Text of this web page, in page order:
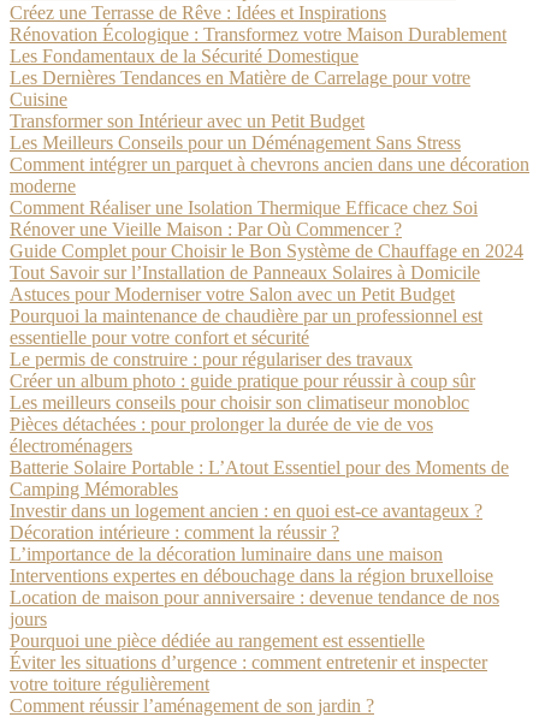
Créez une Terrasse de Rêve : Idées et Inspirations
Rénovation Écologique : Transformez votre Maison Durablement
Les Fondamentaux de la Sécurité Domestique
Les Dernières Tendances en Matière de Carrelage pour votre
Cuisine
Transformer son Intérieur avec un Petit Budget
Les Meilleurs Conseils pour un Déménagement Sans Stress
Comment intégrer un parquet à chevrons ancien dans une décoration
moderne
Comment Réaliser une Isolation Thermique Efficace chez Soi
Rénover une Vieille Maison : Par Où Commencer ?
Guide Complet pour Choisir le Bon Système de Chauffage en 2024
Tout Savoir sur l’Installation de Panneaux Solaires à Domicile
Astuces pour Moderniser votre Salon avec un Petit Budget
Pourquoi la maintenance de chaudière par un professionnel est
essentielle pour votre confort et sécurité
Le permis de construire : pour régulariser des travaux
Créer un album photo : guide pratique pour réussir à coup sûr
Les meilleurs conseils pour choisir son climatiseur monobloc
Pièces détachées : pour prolonger la durée de vie de vos
électroménagers
Batterie Solaire Portable : L’Atout Essentiel pour des Moments de
Camping Mémorables
Investir dans un logement ancien : en quoi est-ce avantageux ?
Décoration intérieure : comment la réussir ?
L’importance de la décoration luminaire dans une maison
Interventions expertes en débouchage dans la région bruxelloise
Location de maison pour anniversaire : devenue tendance de nos
jours
Pourquoi une pièce dédiée au rangement est essentielle
Éviter les situations d’urgence : comment entretenir et inspecter
votre toiture régulièrement
Comment réussir l’aménagement de son jardin ?